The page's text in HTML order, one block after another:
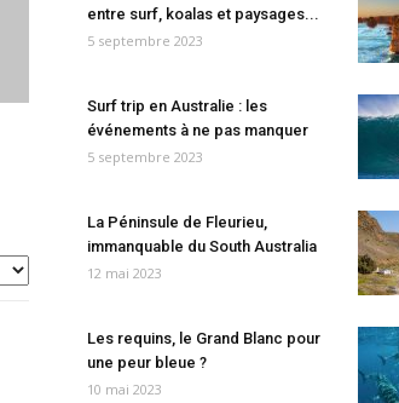
entre surf, koalas et paysages...
5 septembre 2023
Surf trip en Australie : les
événements à ne pas manquer
5 septembre 2023
La Péninsule de Fleurieu,
immanquable du South Australia
12 mai 2023
Les requins, le Grand Blanc pour
une peur bleue ?
10 mai 2023